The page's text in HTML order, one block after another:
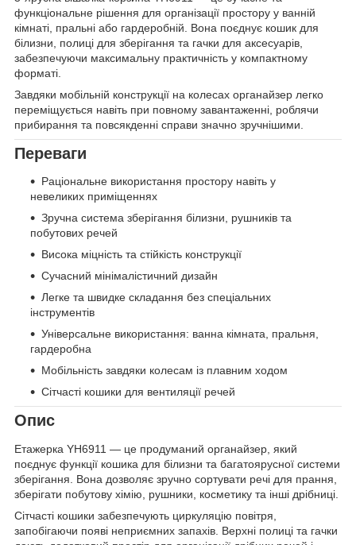
функціональне рішення для організації простору у ванній
кімнаті, пральні або гардеробній. Вона поєднує кошик для
білизни, полиці для зберігання та гачки для аксесуарів,
забезпечуючи максимальну практичність у компактному
форматі.
Завдяки мобільній конструкції на колесах органайзер легко
переміщується навіть при повному завантаженні, роблячи
прибирання та повсякденні справи значно зручнішими.
Переваги
Раціональне використання простору навіть у
невеликих приміщеннях
Зручна система зберігання білизни, рушників та
побутових речей
Висока міцність та стійкість конструкції
Сучасний мінімалістичний дизайн
Легке та швидке складання без спеціальних
інструментів
Універсальне використання: ванна кімната, пральня,
гардеробна
Мобільність завдяки колесам із плавним ходом
Сітчасті кошики для вентиляції речей
Опис
Етажерка YH6911 — це продуманий органайзер, який
поєднує функції кошика для білизни та багатоярусної системи
зберігання. Вона дозволяє зручно сортувати речі для прання,
зберігати побутову хімію, рушники, косметику та інші дрібниці.
Сітчасті кошики забезпечують циркуляцію повітря,
запобігаючи появі неприємних запахів. Верхні полиці та гачки